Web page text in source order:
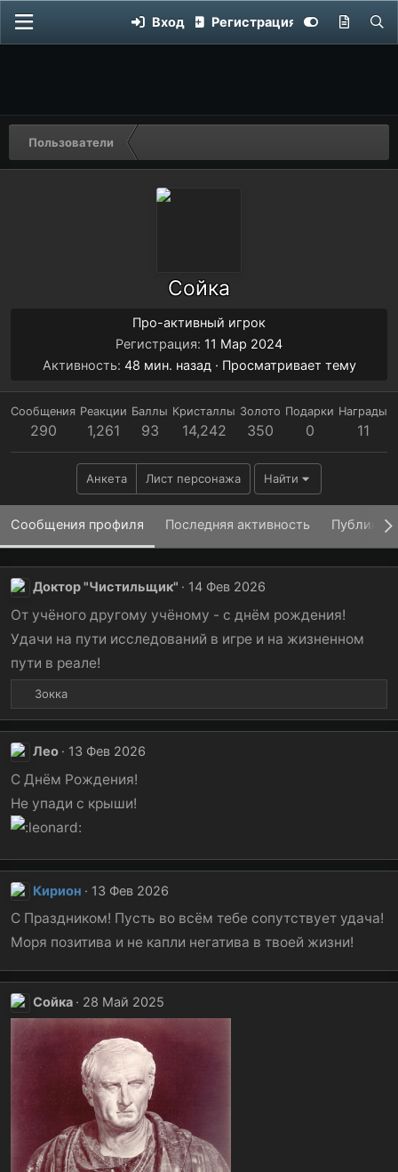
Вход Регистрация
Пользователи
Сойка
Про-активный игрок
Регистрация 11 Мар 2024
Активность 48 мин. назад · Просматривает тему
Сообщения
290
Реакции
1,261
Баллы
93
Кристаллы
14,242
Золото
350
Подарки
0
Награды
11
Анкета Лист персонажа Найти
Сообщения профиля Последняя активность
Доктор "Чистильщик" 14 Фев 2026
От учёного другому учёному - с днём рождения!
Удачи на пути исследований в игре и на жизненном
пути в реале!
Р
е
к
ц
и
:
Зокка
Лео 13 Фев 2026
С Днём Рождения!
Не упади с крыши!
Кирион 13 Фев 2026
С Праздником! Пусть во всём тебе сопутствует удача!
Моря позитива и не капли негатива в твоей жизни!
Сойка 28 Май 2025